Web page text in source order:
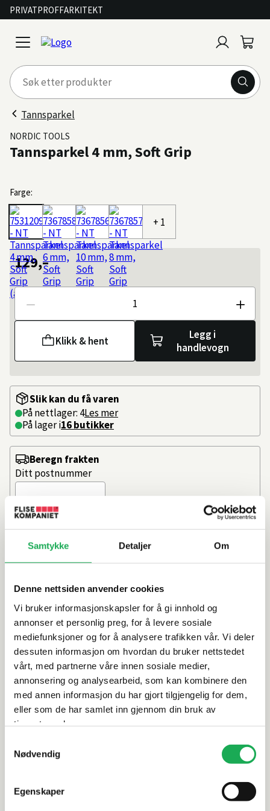
Samtykke Detaljer Om
Denne nettsiden anvender cookies
Vi bruker informasjonskapsler for å gi innhold og
annonser et personlig preg, for å levere sosiale
mediefunksjoner og for å analysere trafikken vår. Vi deler
dessuten informasjon om hvordan du bruker nettstedet
vårt, med partnerne våre innen sosiale medier,
annonsering og analysearbeid, som kan kombinere den
med annen informasjon du har gjort tilgjengelig for dem,
eller som de har samlet inn gjennom din bruk av
tjenestene deres.
Nødvendig
Egenskaper
PRIVATPROFFARKITEKT
open
menu
inn
Tannsparkel
NORDIC TOOLS
Tannsparkel 4 mm, Soft Grip
Farge:
+ 1
129,–
Antall
Klikk & hent
Legg i
handlevogn
Slik kan du få varen
På nettlager: 4Les mer
På lager i16 butikker
Softgrip gir godt grep
Enkel å rengjøre
Artikkelnr.101207851
Beregn frakten
Ditt postnummer
Produktinformasjon
Spesifikasjoner
Leveringsinformasjon